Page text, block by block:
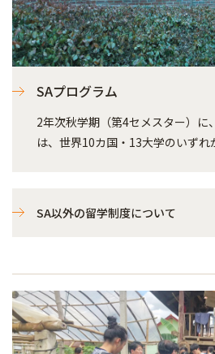
SAプログラム
2年次秋学期（第4セメスター）に
は、世界10カ国・13大学のいずれ
SA以外の留学制度について